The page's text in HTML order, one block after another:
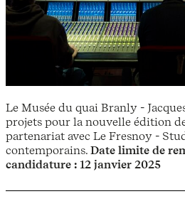
Le Musée du quai Branly -
projets pour la nouvelle édition
partenariat avec Le Fresnoy -
contemporains. Date limite de
candidature : 12 janvier 2025